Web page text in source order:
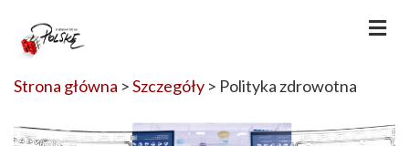
Strona główna >Szczegóły > Polityka zdrowotna